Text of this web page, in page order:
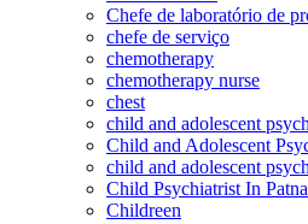
Chefe de laboratório de
chefe de serviço
chemotherapy
chemotherapy nurse
chest
child and adolescent
Child and Adolescent
child and adolescent
Child Psychiatrist In Patna
Childreen